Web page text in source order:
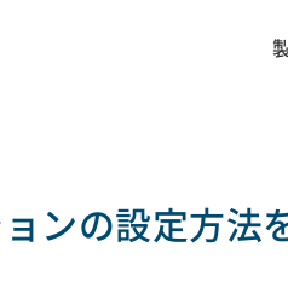
ンの設定方法